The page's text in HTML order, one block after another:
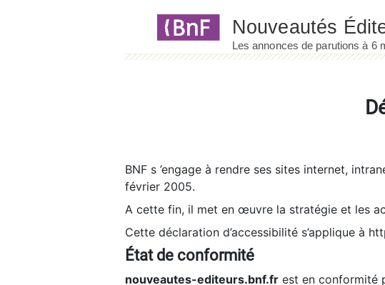
BNF s ’engage à rendre ses sites internet,
février 2005.
A cette fin, il met en œuvre la stratégie et les
Cette déclaration d’accessibilité s’applique à
État de conformité
nouveautes-editeurs.bnf.fr est en conformité